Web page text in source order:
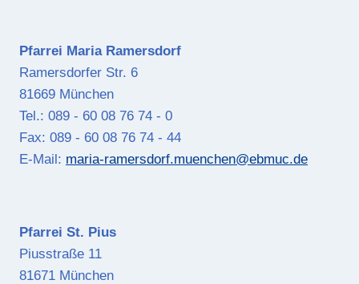
Pfarrei Maria Ramersdorf
Ramersdorfer Str. 6
81669 München
Tel.: 089 - 60 08 76 74 - 0
Fax: 089 - 60 08 76 74 - 44
E-Mail: maria-ramersdorf.muenchen@ebmuc.de
Pfarrei St. Pius
Piusstraße 11
81671 München